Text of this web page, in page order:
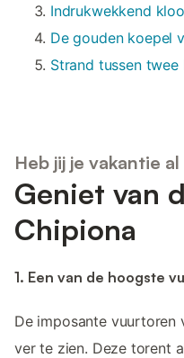
Indrukwekkend
De gouden koepel
Strand tussen twee
Heb jij je vakantie
Geniet van
Chipiona
1. Een van de hoogste
De imposante vuurtoren
ver te zien. Deze torent